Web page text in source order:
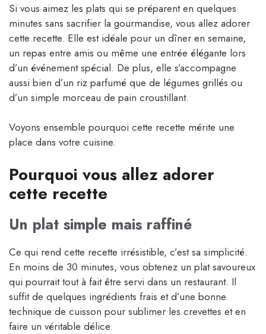
Si vous aimez les plats qui se préparent en quelques
minutes sans sacrifier la gourmandise, vous allez adorer
cette recette. Elle est idéale pour un dîner en semaine,
un repas entre amis ou même une entrée élégante lors
d’un événement spécial. De plus, elle s’accompagne
aussi bien d’un riz parfumé que de légumes grillés ou
d’un simple morceau de pain croustillant.
Voyons ensemble pourquoi cette recette mérite une
place dans votre cuisine.
Pourquoi vous allez adorer
cette recette
Un plat simple mais raffiné
Ce qui rend cette recette irrésistible, c’est sa simplicité.
En moins de 30 minutes, vous obtenez un plat savoureux
qui pourrait tout à fait être servi dans un restaurant. Il
suffit de quelques ingrédients frais et d’une bonne
technique de cuisson pour sublimer les crevettes et en
faire un véritable délice.